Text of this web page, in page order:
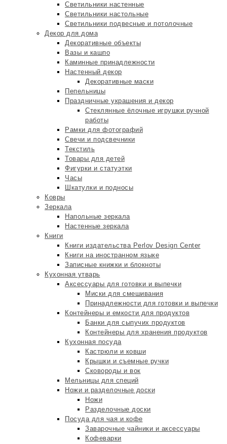
Светильники настенные
Светильники настольные
Светильники подвесные и потолочные
Декор для дома
Декоративные объекты
Вазы и кашпо
Каминные принадлежности
Настенный декор
Декоративные маски
Пепельницы
Праздничные украшения и декор
Стеклянные ёлочные игрушки ручной
работы
Рамки для фотографий
Свечи и подсвечники
Текстиль
Товары для детей
Фигурки и статуэтки
Часы
Шкатулки и подносы
Ковры
Зеркала
Напольные зеркала
Настенные зеркала
Книги
Книги издательства Perlov Design Center
Книги на иностранном языке
Записные книжки и блокноты
Кухонная утварь
Аксессуары для готовки и выпечки
Миски для смешивания
Принадлежности для готовки и выпечки
Контейнеры и емкости для продуктов
Банки для сыпучих продуктов
Контейнеры для хранения продуктов
Кухонная посуда
Кастрюли и ковши
Крышки и съемные ручки
Сковороды и вок
Мельницы для специй
Ножи и разделочные доски
Ножи
Разделочные доски
Посуда для чая и кофе
Заварочные чайники и аксессуары
Кофеварки